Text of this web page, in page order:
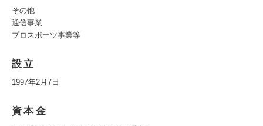
その他
通信事業
プロスポーツ事業等
設立
1997年2月7日
資本金